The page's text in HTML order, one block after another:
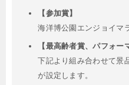
【参加賞】
海洋博公園エンジョイ
【最高齢者賞、パフォー
下記より組み合わせて景
が設定します。